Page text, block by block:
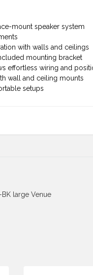
mount speaker system
with walls and ceilings
mounting bracket
effortless wiring and
wall and ceiling mounts
setups
BK large Venue